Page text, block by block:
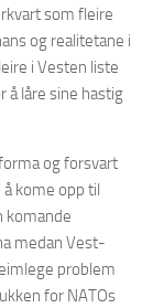
som fleire
og realitetane i
i Vesten liste
å låre sine hastig
og forsvart
kome opp til
komande
medan Vest-
problem
for NATOs